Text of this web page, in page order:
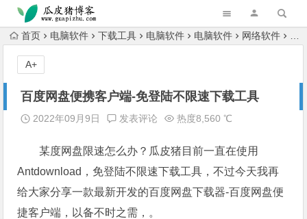
跳转到主内容
首页 电脑软件 下载工具 电脑软件 电脑软件 网络软件
百度网盘便携客户端-免登陆不限速下载工具
2022年09月9日 发表评论 热度8,560 ℃
某度网盘限速怎么办？瓜皮猪目前一直在使用
Antdownload，免登陆不限速下载工具，不过今天我再
给大家分享一款最新开发的百度网盘下载器-百度网盘便
捷客户端，以备不时之需，。
A+